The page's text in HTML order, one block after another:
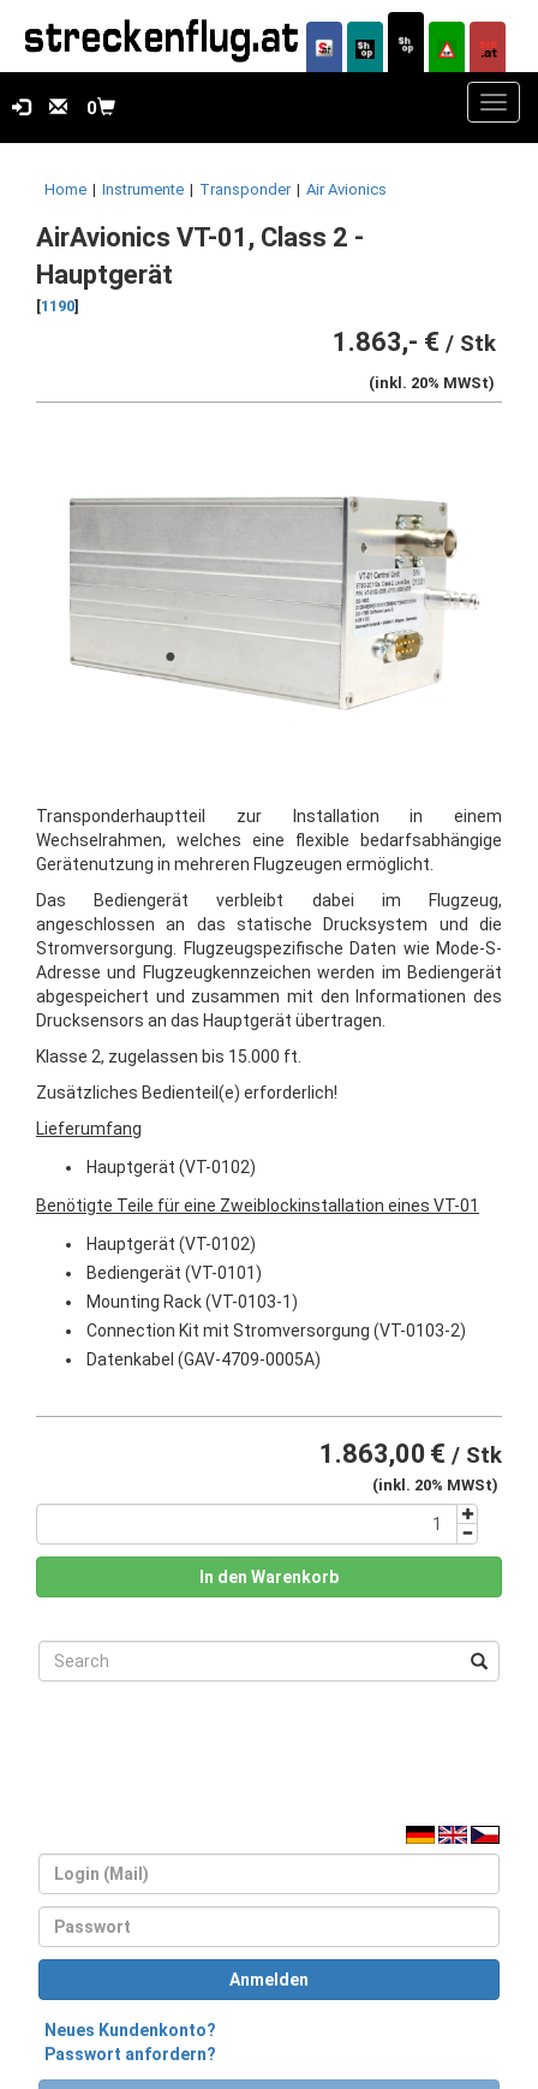
0
Home | Instrumente | Transponder | Air Avionics
AirAvionics VT-01, Class 2 -
Hauptgerät
[1190]
1.863,- € / Stk
(inkl. 20% MWSt)
Transponderhauptteil zur Installation in einem
Wechselrahmen, welches eine flexible bedarfsabhängige
Gerätenutzung in mehreren Flugzeugen ermöglicht.
Das Bediengerät verbleibt dabei im Flugzeug,
angeschlossen an das statische Drucksystem und die
Stromversorgung. Flugzeugspezifische Daten wie Mode-S-
Adresse und Flugzeugkennzeichen werden im Bediengerät
abgespeichert und zusammen mit den Informationen des
Drucksensors an das Hauptgerät übertragen.
Klasse 2, zugelassen bis 15.000 ft.
Zusätzliches Bedienteil(e) erforderlich!
Lieferumfang
Hauptgerät (VT-0102)
Benötigte Teile für eine Zweiblockinstallation eines VT-01
Hauptgerät (VT-0102)
Bediengerät (VT-0101)
Mounting Rack (VT-0103-1)
Connection Kit mit Stromversorgung (VT-0103-2)
Datenkabel (GAV-4709-0005A)
1.863,00 € / Stk
(inkl. 20% MWSt)
In den Warenkorb
Login
Passwort
Anmelden
Neues Kundenkonto?
Passwort anfordern?